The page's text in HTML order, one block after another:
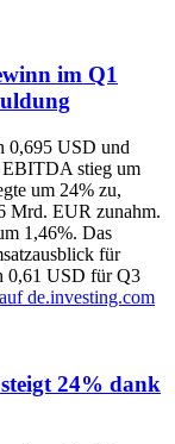
im Q1
0,695 USD und
stieg um
um 24% zu,
Mrd. EUR zunahm.
1,46%. Das
für
0,61 USD für Q3
de.investing.com
24% dank